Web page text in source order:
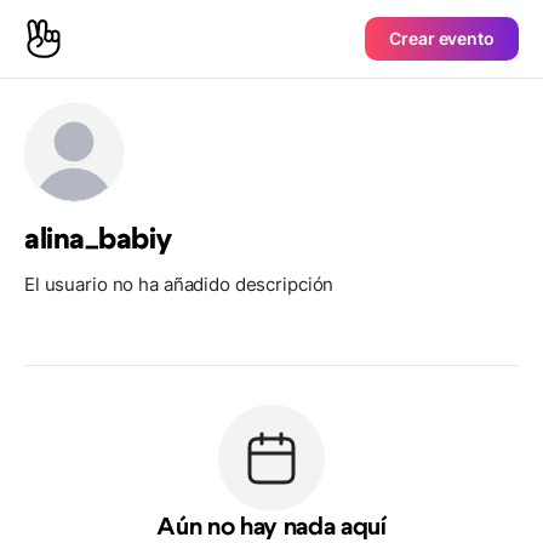
Crear evento
alina_babiy
El usuario no ha añadido descripción
Aún no hay nada aquí